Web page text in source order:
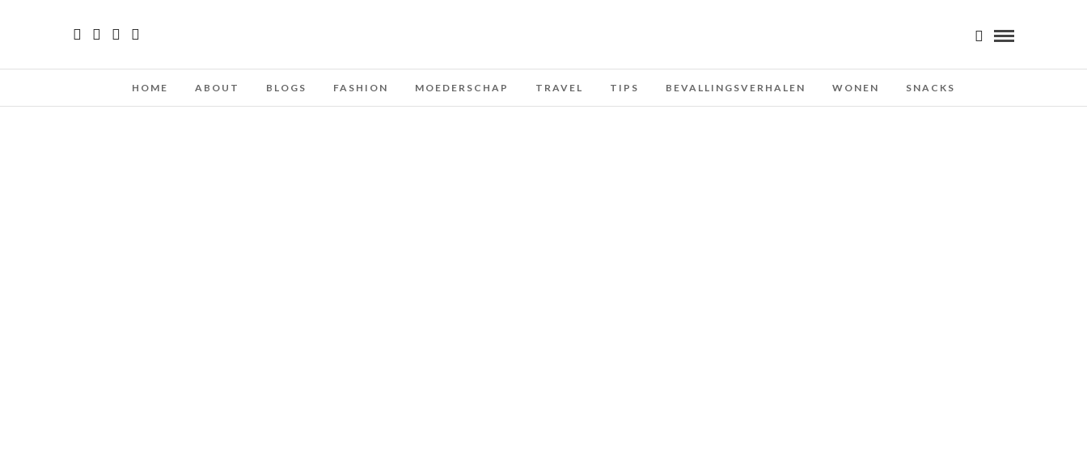
HOME ABOUT BLOGS FASHION MOEDERSCHAP TRAVEL TIPS BEVALLINGSVERHALEN WONEN SNACKS